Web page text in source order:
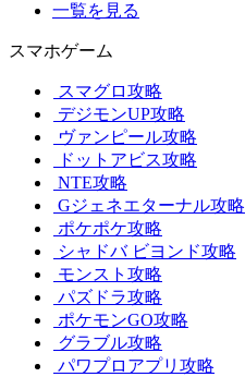
一覧を見る
スマホゲーム
スマグロ攻略
デジモンUP攻略
ヴァンピール攻略
ドットアビス攻略
NTE攻略
Gジェネエターナル攻略
ポケポケ攻略
シャドバ ビヨンド攻略
モンスト攻略
パズドラ攻略
ポケモンGO攻略
グラブル攻略
パワプロアプリ攻略